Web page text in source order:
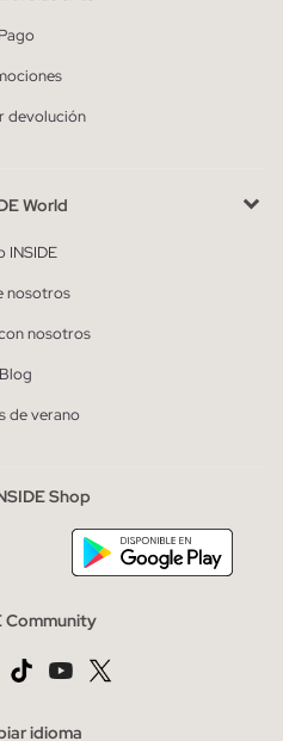
Pago
devolución
World
INSIDE
nosotros
nosotros
Blog
de verano
Shop
Community
idioma